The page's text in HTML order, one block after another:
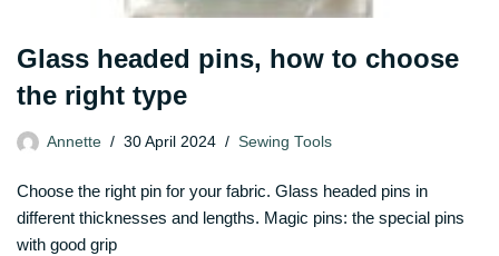
Glass headed pins, how to choose
the right type
Annette 30 April 2024 Sewing Tools
Choose the right pin for your fabric. Glass headed pins in
different thicknesses and lengths. Magic pins: the special pins
with good grip